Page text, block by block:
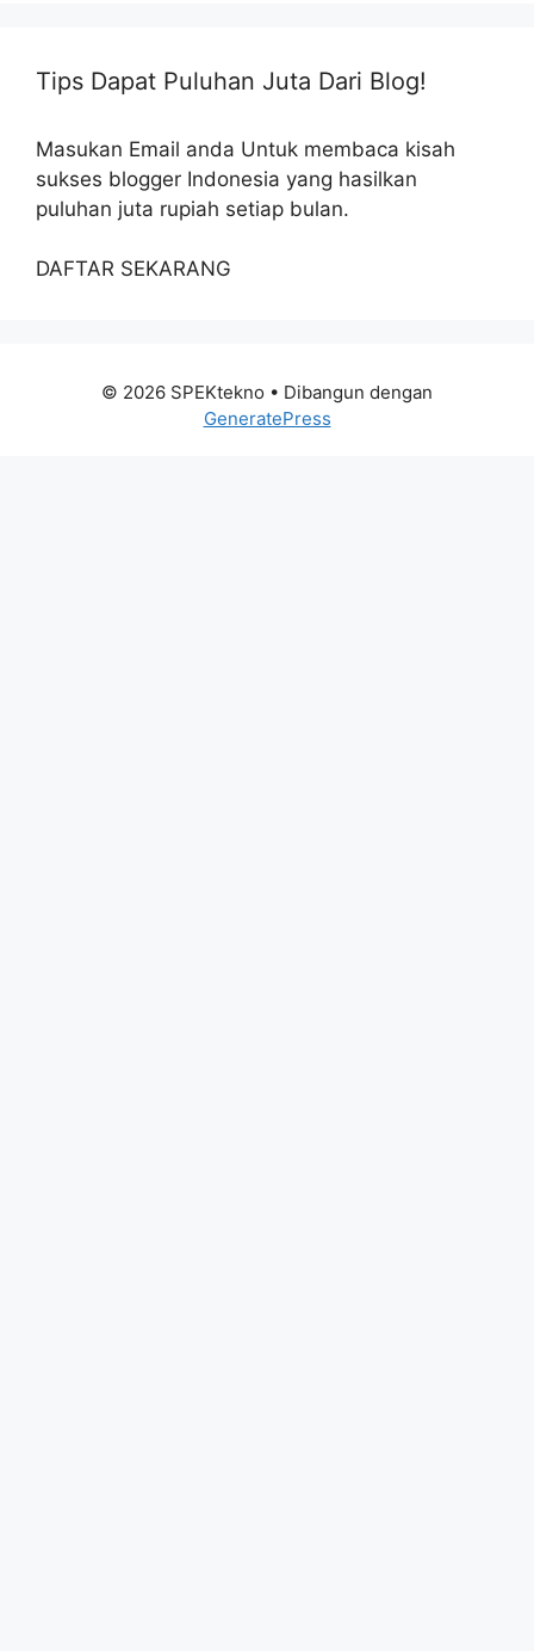
Tips Dapat Puluhan Juta Dari Blog!
Masukan Email anda Untuk membaca kisah
sukses blogger Indonesia yang hasilkan
puluhan juta rupiah setiap bulan.
DAFTAR SEKARANG
© 2026 SPEKtekno • Dibangun dengan
GeneratePress